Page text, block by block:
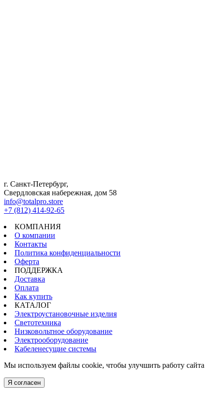
г. Санкт-Петербург,
Свердловская набережная, дом 58
info@totalpro.store
+7 (812) 414-92-65
КОМПАНИЯ
О компании
Контакты
Политика конфиденциальности
Оферта
ПОДДЕРЖКА
Доставка
Оплата
Как купить
КАТАЛОГ
Электроустановочные изделия
Светотехника
Низковольтное оборудование
Электрооборудование
Кабеленесущие системы
Мы используем файлы cookie, чтобы улучшить работу сайта
Я согласен